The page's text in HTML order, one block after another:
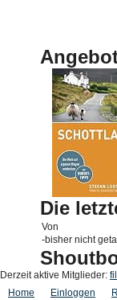
Die
Von
-bisher nicht
Derzeit aktive Mitglieder:
Home
Einloggen